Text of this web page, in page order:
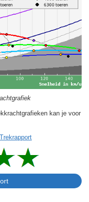
kan je voor